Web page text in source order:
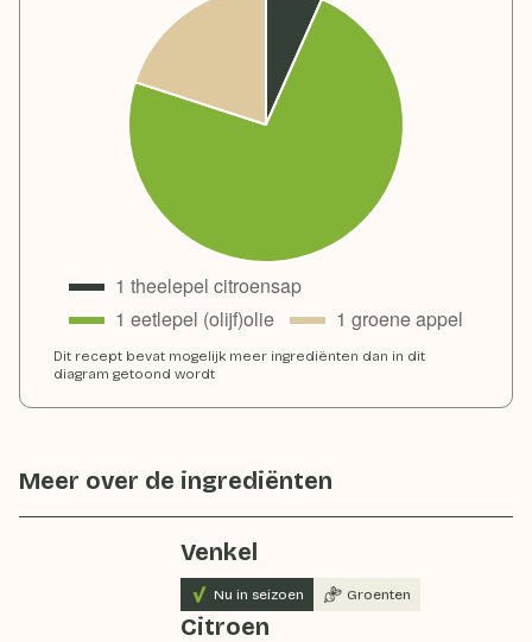
Dit recept bevat mogelijk meer ingrediënten dan in dit
diagram getoond wordt
Meer over de ingrediënten
Venkel
Nu in seizoen Groenten
Citroen